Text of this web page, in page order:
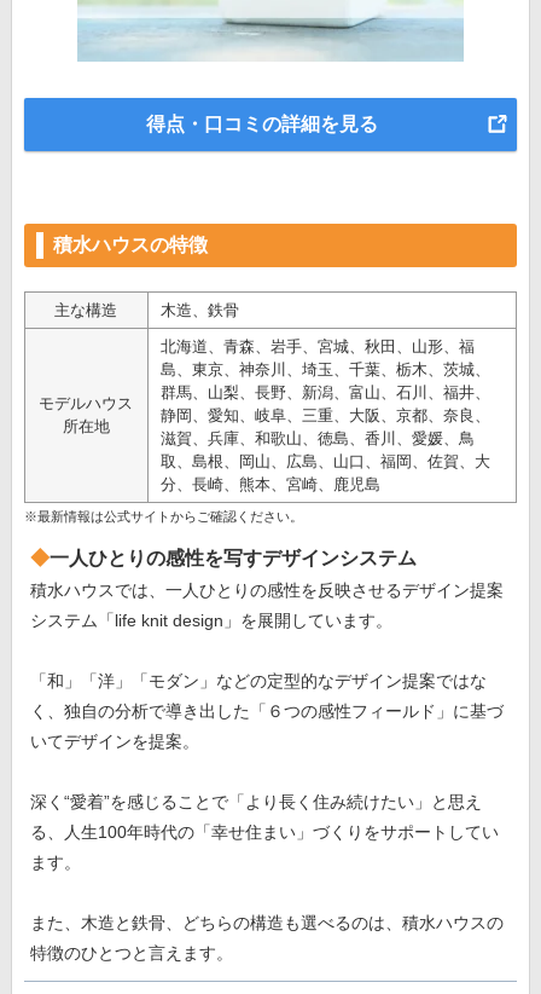
得点・口コミの詳細を見る
積水ハウスの特徴
主な構造 木造、鉄骨
モデルハウス
所在地
北海道、青森、岩手、宮城、秋田、山形、福
島、東京、神奈川、埼玉、千葉、栃木、茨城、
群馬、山梨、長野、新潟、富山、石川、福井、
静岡、愛知、岐阜、三重、大阪、京都、奈良、
滋賀、兵庫、和歌山、徳島、香川、愛媛、鳥
取、島根、岡山、広島、山口、福岡、佐賀、大
分、長崎、熊本、宮崎、鹿児島
※最新情報は公式サイトからご確認ください。
一人ひとりの感性を写すデザインシステム
積水ハウスでは、一人ひとりの感性を反映させるデザイン提案
システム「life knit design」を展開しています。
「和」「洋」「モダン」などの定型的なデザイン提案ではな
く、独自の分析で導き出した「６つの感性フィールド」に基づ
いてデザインを提案。
深く“愛着”を感じることで「より長く住み続けたい」と思え
る、人生100年時代の「幸せ住まい」づくりをサポートしてい
ます。
また、木造と鉄骨、どちらの構造も選べるのは、積水ハウスの
特徴のひとつと言えます。